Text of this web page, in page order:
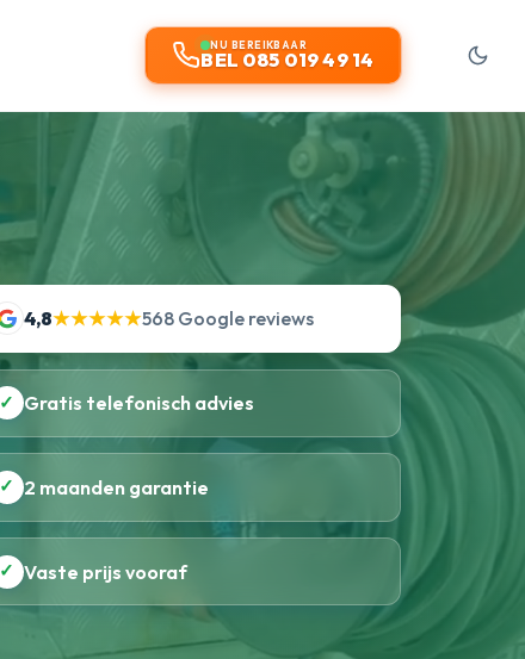
NU BEREIKBAAR
BEL 085 019 49 14
4,8★★★★★568 Google reviews
✓ Gratis telefonisch advies
✓ 2 maanden garantie
✓ Vaste prijs vooraf